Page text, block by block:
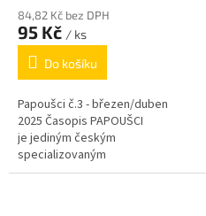
84,82 Kč bez DPH
95 Kč / ks
Do košíku
Papoušci č.3 - březen/duben
2025 Časopis PAPOUŠCI
je jediným českým
specializovaným
periodikem zaměřeným pouze